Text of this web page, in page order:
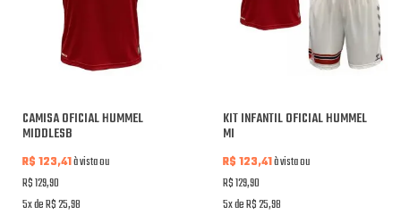
CAMISA OFICIAL HUMMEL
MIDDLESB
R$ 123,41à vista ou
R$ 129,90
5x de R$ 25,98
KIT INFANTIL OFICIAL HUMMEL
MI
R$ 123,41à vista ou
R$ 129,90
5x de R$ 25,98